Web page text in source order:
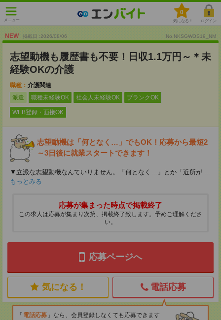
メニュー
0
気になる！ ログイン
NEW 掲載日 :2026/08/06 No.NKSGWOS19_NM
志望動機も履歴書も不要！日収1.1万円～＊未
経験OKの介護
職種： 介護関連
派遣
職種未経験OK 社会人未経験OK ブランクOK
WEB登録・面接OK
志望動機は「何となく…」でもOK！応募から最短2
～3日後に就業スタートできます！
▼立派な志望動機なんていりません。「何となく…」とか「近所が ...
もっとみる
応募が集まった時点で掲載終了
この求人は応募が集まり次第、掲載終了致します。予めご理解くださ
い。
応募ページへ
気になる！ 電話応募
電話応募
なら、会員登録しなくても応募できます